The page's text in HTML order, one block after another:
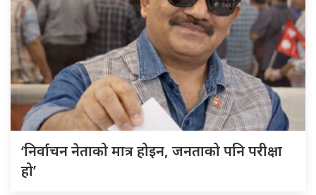
‘निर्वाचन नेताको मात्र होइन, जनताको पनि परीक्षा
हो’